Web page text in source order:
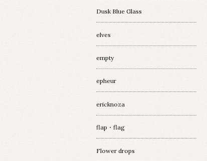
Dusk Blue Glass
elves
empty
epheur
ericknoza
flap・flag
Flower drops